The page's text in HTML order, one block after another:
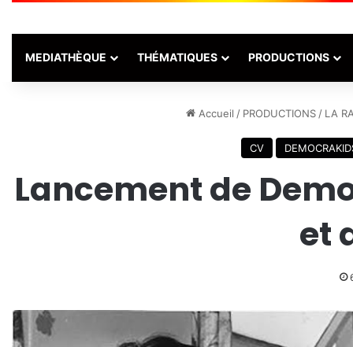
MEDIATHÈQUE THÉMATIQUES PRODUCTIONS
Accueil / PRODUCTIONS/ LA
CV
Lancement de
et